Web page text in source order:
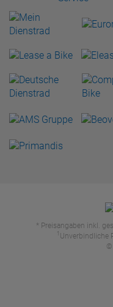
* Preisangaben inkl.
1 Unverbindliche
©